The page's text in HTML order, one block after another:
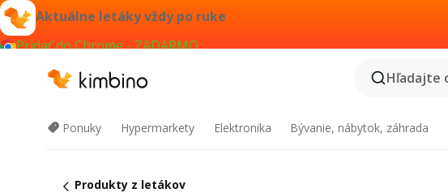
Aktuálne letáky vždy po ruke
Pridať do Chrome - ZADARMO
Hľadajte
Ponuky Hypermarkety Elektronika Bývanie, nábytok, záhrada
Produkty z letákov